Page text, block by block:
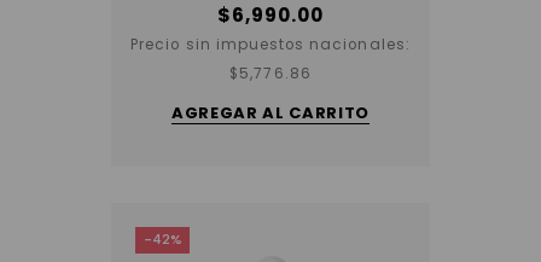
$6,990.00
Precio sin impuestos nacionales:
$5,776.86
AGREGAR AL CARRITO
-42%